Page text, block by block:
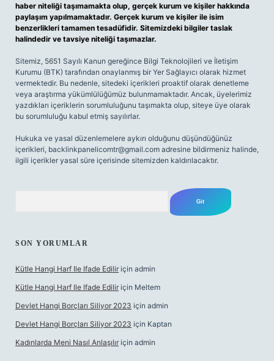
haber niteliği taşımamakta olup, gerçek kurum ve kişiler hakkında
paylaşım yapılmamaktadır. Gerçek kurum ve kişiler ile isim
benzerlikleri tamamen tesadüfidir. Sitemizdeki bilgiler taslak
halindedir ve tavsiye niteliği taşımazlar.
Sitemiz, 5651 Sayılı Kanun gereğince Bilgi Teknolojileri ve İletişim
Kurumu (BTK) tarafından onaylanmış bir Yer Sağlayıcı olarak hizmet
vermektedir. Bu nedenle, sitedeki içerikleri proaktif olarak denetleme
veya araştırma yükümlülüğümüz bulunmamaktadır. Ancak, üyelerimiz
yazdıkları içeriklerin sorumluluğunu taşımakta olup, siteye üye olarak
bu sorumluluğu kabul etmiş sayılırlar.
Hukuka ve yasal düzenlemelere aykırı olduğunu düşündüğünüz
içerikleri, backlinkpanelicomtr@gmail.com adresine bildirmeniz halinde,
ilgili içerikler yasal süre içerisinde sitemizden kaldırılacaktır.
SON YORUMLAR
Kütle Hangi Harf Ile Ifade Edilir için admin
Kütle Hangi Harf Ile Ifade Edilir için Meltem
Devlet Hangi Borçları Siliyor 2023 için admin
Devlet Hangi Borçları Siliyor 2023 için Kaptan
Kadınlarda Meni Nasıl Anlaşılır için admin